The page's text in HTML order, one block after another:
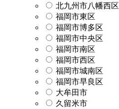
北九州市八幡西区
福岡市東区
福岡市博多区
福岡市中央区
福岡市南区
福岡市西区
福岡市城南区
福岡市早良区
大牟田市
久留米市